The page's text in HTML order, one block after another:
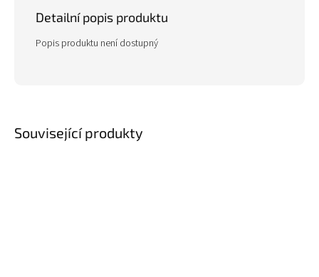
Související produkty
Detailní popis produktu
Popis produktu není dostupný